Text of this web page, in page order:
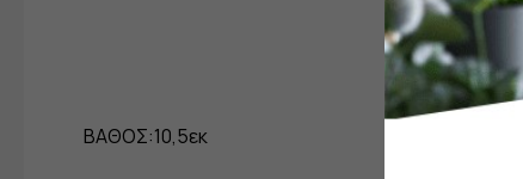
ΒΑΘΟΣ:10,5εκ